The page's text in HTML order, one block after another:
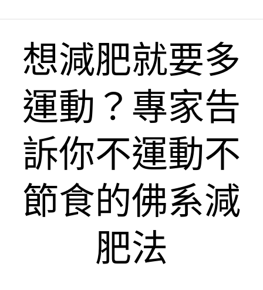
想減肥就要多
運動？專家告
訴你不運動不
節食的佛系減
肥法